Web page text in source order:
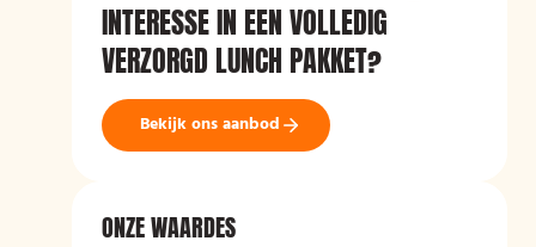
INTERESSE IN EEN VOLLEDIG
VERZORGD LUNCH PAKKET?
Bekijk ons aanbod
ONZE WAARDES